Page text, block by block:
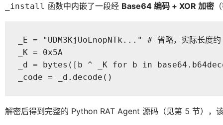
_install 函数中内嵌了一段经 Base64 编码 + XOR 加密
_E = "UDM3KjUoLnopNTk..." # 省略，实际长度
_K = 0x5A
_d = bytes([b ^ _K for b in
_code = _d.decode()
解密后得到完整的 Python RAT Agent 源码（见第 5 节），